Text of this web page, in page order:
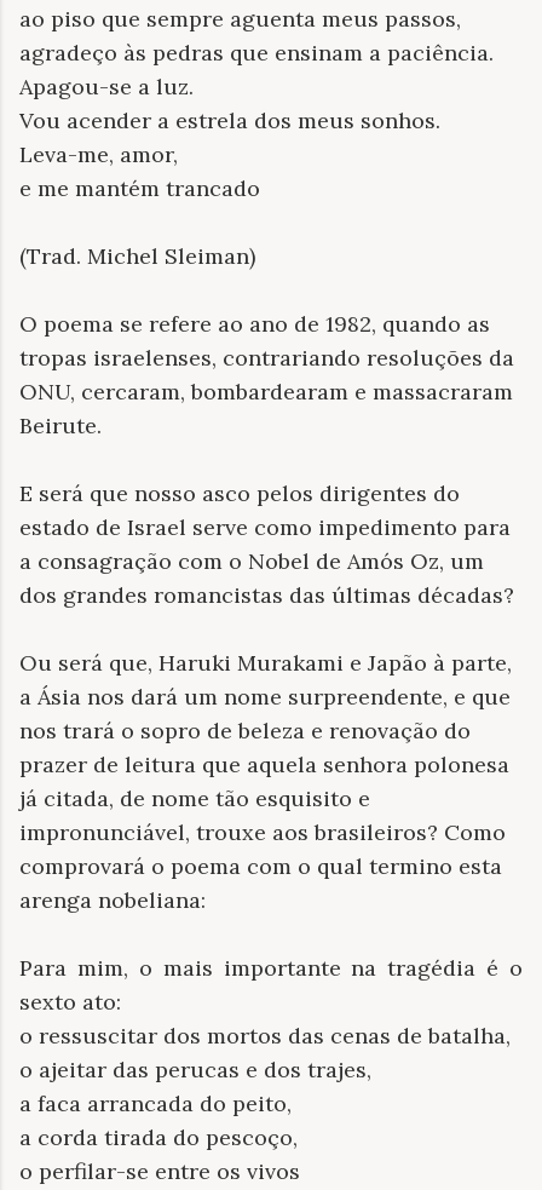
ao piso que sempre aguenta meus passos,
agradeço às pedras que ensinam a paciência.
Apagou-se a luz.
Vou acender a estrela dos meus sonhos.
Leva-me, amor,
e me mantém trancado
(Trad. Michel Sleiman)
O poema se refere ao ano de 1982, quando as
tropas israelenses, contrariando resoluções da
ONU, cercaram, bombardearam e massacraram
Beirute.
E será que nosso asco pelos dirigentes do
estado de Israel serve como impedimento para
a consagração com o Nobel de Amós Oz, um
dos grandes romancistas das últimas décadas?
Ou será que, Haruki Murakami e Japão à parte,
a Ásia nos dará um nome surpreendente, e que
nos trará o sopro de beleza e renovação do
prazer de leitura que aquela senhora polonesa
já citada, de nome tão esquisito e
impronunciável, trouxe aos brasileiros? Como
comprovará o poema com o qual termino esta
arenga nobeliana:
Para mim, o mais importante na tragédia é o
sexto ato:
o ressuscitar dos mortos das cenas de batalha,
o ajeitar das perucas e dos trajes,
a faca arrancada do peito,
a corda tirada do pescoço,
o perfilar-se entre os vivos